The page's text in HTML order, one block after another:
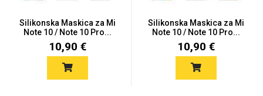
Silikonska Maskica za Mi
Note 10 / Note 10 Pro...
10,90 €
Silikonska Maskica za Mi
Note 10 / Note 10 Pro...
10,90 €